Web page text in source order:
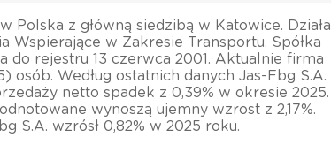
Polska z główną siedzibą w Katowice. Działa
Wspierające w Zakresie Transportu. Spółka
do rejestru 13 czerwca 2001. Aktualnie firma
osób. Według ostatnich danych Jas-Fbg S.A.
netto spadek z 0,39% w okresie 2025.
wynoszą ujemny wzrost z 2,17%.
S.A. wzrósł 0,82% w 2025 roku.